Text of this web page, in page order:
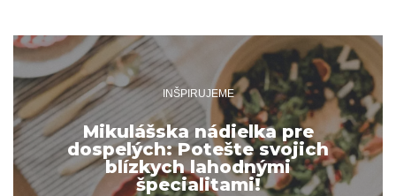
INŠPIRUJEME
Mikulášska nádielka pre
dospelých: Potešte svojich
blízkych lahodnými
špecialitami!